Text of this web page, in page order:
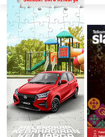
Pemprov NTB